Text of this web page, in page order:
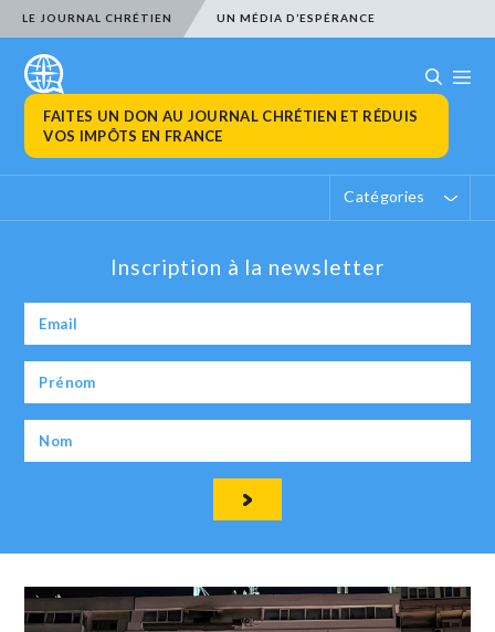
LE JOURNAL CHRÉTIEN UN MÉDIA D’ESPÉRANCE
FAITES UN DON AU JOURNAL CHRÉTIEN ET RÉDUIS
VOS IMPÔTS EN FRANCE
Catégories
Inscription à la newsletter